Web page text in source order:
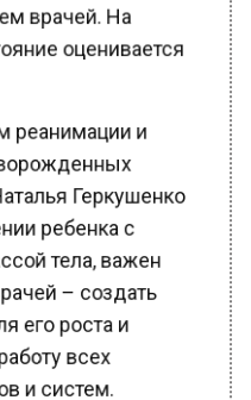
оценивается
реанимации и
Геркушенко
ребенка с
тела, важен
– создать
его роста и
всех
и систем.